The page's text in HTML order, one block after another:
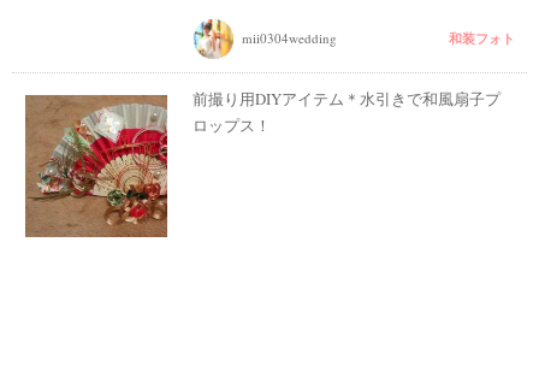
mii0304wedding 和装フォト
前撮り用DIYアイテム＊水引きで和風扇子プ
ロップス！